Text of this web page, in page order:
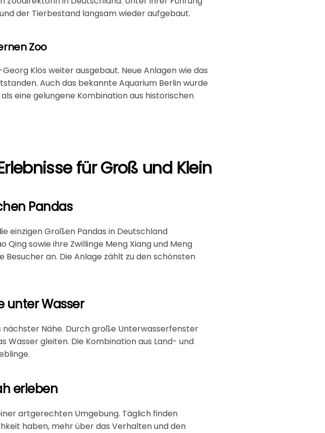
der Tierbestand langsam wieder aufgebaut.
Zoo
Klös weiter ausgebaut. Neue Anlagen wie das
Auch das bekannte Aquarium Berlin wurde
eine gelungene Kombination aus historischen
für Groß und Klein
Pandas
einzigen Großen Pandas in Deutschland
sowie ihre Zwillinge Meng Xiang und Meng
Besucher an. Die Anlage zählt zu den schönsten
unter Wasser
Nähe. Durch große Unterwasserfenster
Wasser gleiten. Die Kombination aus Land- und
erleben
artgerechten Umgebung. Täglich finden
haben, mehr über das Verhalten und den